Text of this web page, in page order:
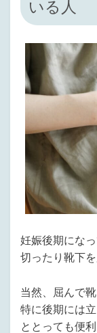
いる人
妊娠後期にな
切ったり靴下
当然、屈んで
特に後期には
ととっても便利